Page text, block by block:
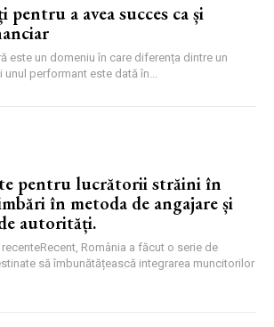
a avea succes ca și
este un domeniu în care diferența dintre un
performant este dată în...
pentru lucrătorii străini în
în metoda de angajare și
autorități.
România a făcut o serie de
să îmbunătățească integrarea muncitorilor